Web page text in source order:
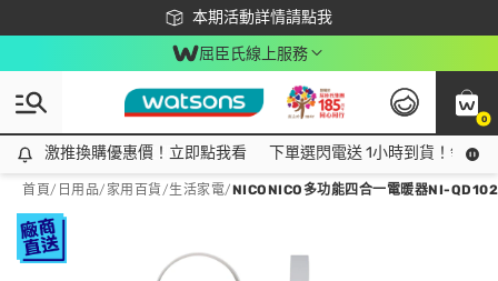
本期活動詳情請點我
下載app最高回饋$350
屈臣氏線上服務
0
激推換購優惠價！立即點我看
激推換購優惠價！立即點我看 下單選閃電送 1小時到貨！領神
首頁/ 日用品/ 家用百貨/生活家電/NICONICO多功能四合一電暖器NI-